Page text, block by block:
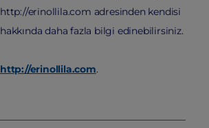
http://erinollila.com adresinden kendisi
hakkında daha fazla bilgi edinebilirsiniz.
http://erinollila.com.